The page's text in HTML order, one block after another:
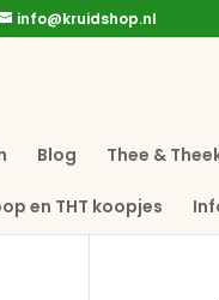
info@kruidshop.nl
Blog Thee &
en THT koopjes